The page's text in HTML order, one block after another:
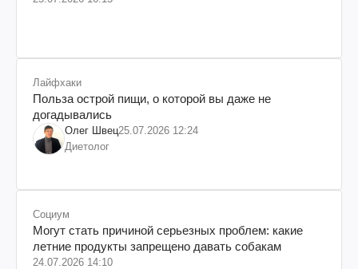
Лайфхаки
Польза острой пищи, о которой вы даже не
догадывались
Олег Швец25.07.2026 12:24
Диетолог
Социум
Могут стать причиной серьезных проблем: какие
летние продукты запрещено давать собакам
24.07.2026 14:10